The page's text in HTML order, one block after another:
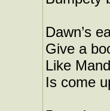
Dawn’s
Give a
Like
Is come